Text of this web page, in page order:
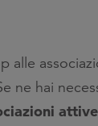
alle
ne hai